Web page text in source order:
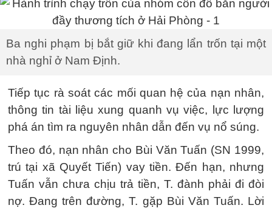
Ba nghi phạm bị bắt giữ khi đang lẩn trốn tại một
nhà nghỉ ở Nam Định.
Tiếp tục rà soát các mối quan hệ của nạn nhân,
thông tin tài liệu xung quanh vụ việc, lực lượng
phá án tìm ra nguyên nhân dẫn đến vụ nổ súng.
Theo đó, nạn nhân cho Bùi Văn Tuấn (SN 1999,
trú tại xã Quyết Tiến) vay tiền. Đến hạn, nhưng
Tuấn vẫn chưa chịu trả tiền, T. đành phải đi đòi
nợ. Đang trên đường, T. gặp Bùi Văn Tuấn. Lời